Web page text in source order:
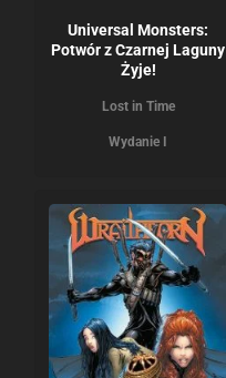
Universal Monsters:
Potwór z Czarnej Laguny
Żyje!
Lost in Time
Wydanie I